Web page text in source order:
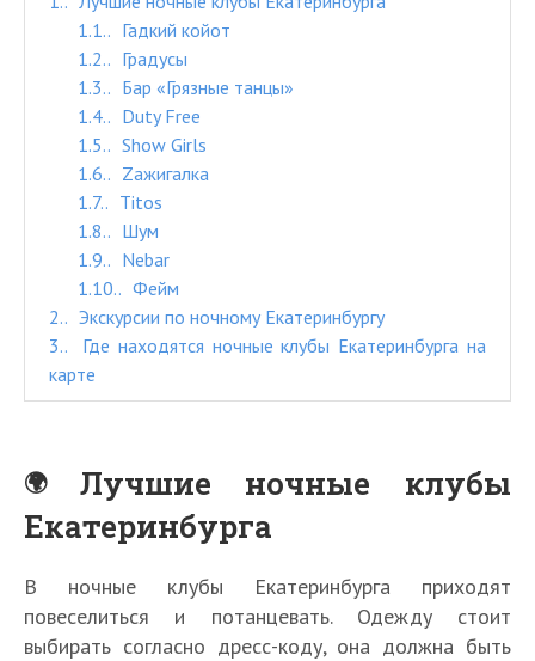
1.1.
Гадкий койот
1.2.
Градусы
1.3.
Бар «Грязные танцы»
1.4.
Duty Free
1.5.
Show Girls
1.6.
Zажигалка
1.7.
Titos
1.8.
Шум
1.9.
Nebar
1.10.
Фейм
2.
Экскурсии по ночному Екатеринбургу
3.
Где находятся ночные клубы Екатеринбурга на
карте
Лучшие ночные клубы
Екатеринбурга
В ночные клубы Екатеринбурга приходят
повеселиться и потанцевать. Одежду стоит
выбирать согласно дресс-коду, она должна быть